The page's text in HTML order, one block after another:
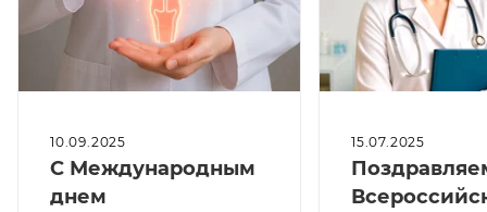
10.09.2025
С Международным
днем
15.07.2025